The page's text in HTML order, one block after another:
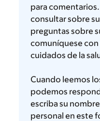
para
consultar sobre
preguntas sobre
comuníquese
cuidados de la
Cuando leemos
podemos
escriba su
personal en este